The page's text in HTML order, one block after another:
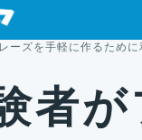
ーズを手軽に作るため
者